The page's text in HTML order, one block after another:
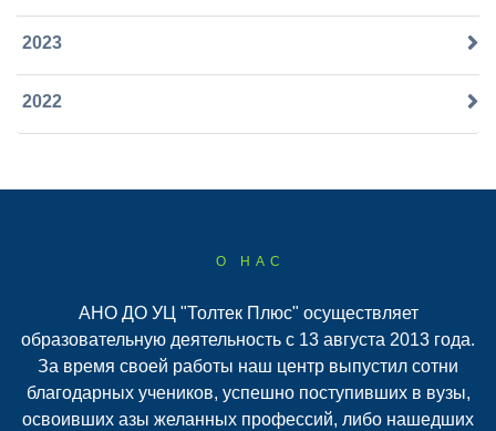
2023
2022
О НАС
АНО ДО УЦ "Толтек Плюс" осуществляет
образовательную деятельность с 13 августа 2013 года.
За время своей работы наш центр выпустил сотни
благодарных учеников, успешно поступивших в вузы,
освоивших азы желанных профессий, либо нашедших